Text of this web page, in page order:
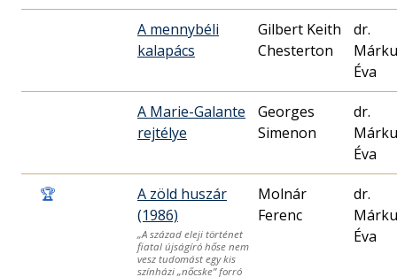
A mennybéli
kalapács
Gilbert Keith
Chesterton
dr.
Éva
A Marie-Galante
rejtélye
Georges
Simenon
dr.
Éva
🏆
A zöld huszár
(1986)
„A század eleji történet
fiatal újságíró hőse nem
vesz tudomást egy kis
színházi „nőcske” forró
Molnár
Ferenc
dr.
Éva